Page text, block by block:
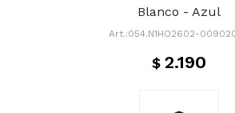
Blanco - Azul
054.N1HO2602-
$ 2.190